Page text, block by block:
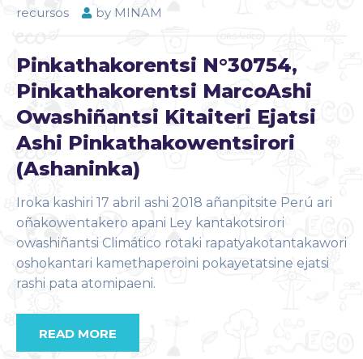
recursos
by MINAM
Pinkathakorentsi N°30754,
Pinkathakorentsi MarcoAshi
Owashiñantsi Kitaiteri Ejatsi
Ashi Pinkathakowentsirori
(Ashaninka)
Iroka kashiri 17 abril ashi 2018 añanpitsite Perú ari
oñakowentakero apani Ley kantakotsirori
owashiñantsi Climático rotaki rapatyakotantakawori
oshokantari kamethaperoini pokayetatsine ejatsi
rashi pata atomipaeni.
READ MORE